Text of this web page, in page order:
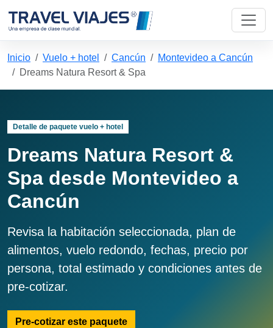
Inicio Vuelo + hotel Cancún
Montevideo a Cancún
Dreams Natura Resort & Spa
Detalle de paquete vuelo + hotel
Dreams Natura Resort &
Spa desde Montevideo a
Cancún
Revisa la habitación seleccionada, plan de
alimentos, vuelo redondo, fechas, precio por
persona, total estimado y condiciones antes de
pre-cotizar.
Pre-cotizar este paquete